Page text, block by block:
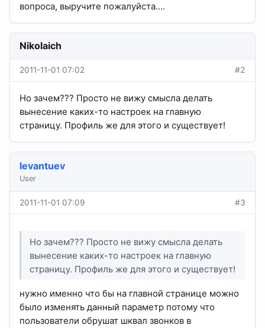
вопроса, выручите пожалуйста....
Nikolaich
2011-11-01 07:02 #2
Но зачем??? Просто не вижу смысла делать
вынесение каких-то настроек на главную
страницу. Профиль же для этого и существует!
levantuev
User
2011-11-01 07:09 #3
Но зачем??? Просто не вижу смысла делать
вынесение каких-то настроек на главную
страницу. Профиль же для этого и существует!
нужно именно что бы на главной странице можно
было изменять данный параметр потому что
пользователи обрушат шквал звонков в